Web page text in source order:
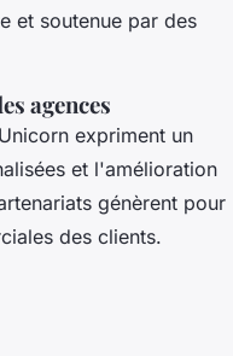
et soutenue par des
agences
expriment un
et l'amélioration
génèrent pour
des clients.